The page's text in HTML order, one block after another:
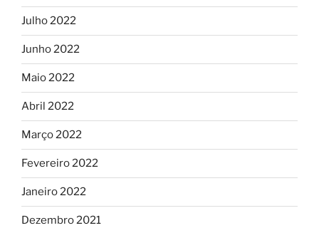
Julho 2022
Junho 2022
Maio 2022
Abril 2022
Março 2022
Fevereiro 2022
Janeiro 2022
Dezembro 2021